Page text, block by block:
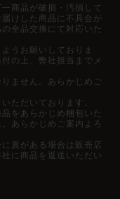
商品が破損・汚損して
けした商品に不具合が
全品交換にて対応いた
うお願いしておりま
の上、弊社担当までメ
ません。あらかじめご
ただいております。
をあらかじめ梱包いた
あらかじめご案内よろ
責がある場合は販売店
に商品を返送いただい